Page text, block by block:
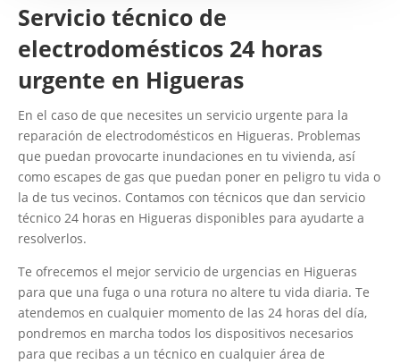
Servicio técnico de
electrodomésticos 24 horas
urgente en Higueras
En el caso de que necesites un servicio urgente para la
reparación de electrodomésticos en Higueras. Problemas
que puedan provocarte inundaciones en tu vivienda, así
como escapes de gas que puedan poner en peligro tu vida o
la de tus vecinos. Contamos con técnicos que dan servicio
técnico 24 horas en Higueras disponibles para ayudarte a
resolverlos.
Te ofrecemos el mejor servicio de urgencias en Higueras
para que una fuga o una rotura no altere tu vida diaria. Te
atendemos en cualquier momento de las 24 horas del día,
pondremos en marcha todos los dispositivos necesarios
para que recibas a un técnico en cualquier área de